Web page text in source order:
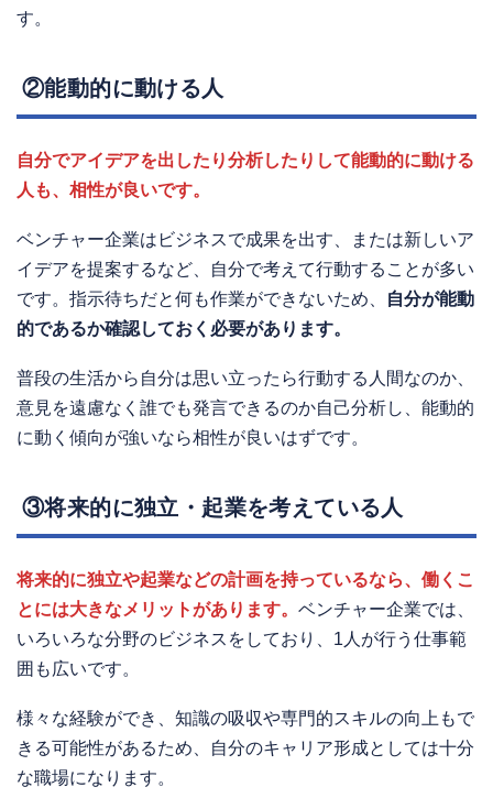
す。
②能動的に動ける人
自分でアイデアを出したり分析したりして能動的に動ける
人も、相性が良いです。
ベンチャー企業はビジネスで成果を出す、または新しいア
イデアを提案するなど、自分で考えて行動することが多い
です。指示待ちだと何も作業ができないため、
自分が能動
的であるか確認しておく必要があります。
普段の生活から自分は思い立ったら行動する人間なのか、
意見を遠慮なく誰でも発言できるのか自己分析し、能動的
に動く傾向が強いなら相性が良いはずです。
③将来的に独立・起業を考えている人
将来的に独立や起業などの計画を持っているなら、働くこ
とには大きなメリットがあります。 ベンチャー企業では、
いろいろな分野のビジネスをしており、1人が行う仕事範
囲も広いです。
様々な経験ができ、知識の吸収や専門的スキルの向上もで
きる可能性があるため、自分のキャリア形成としては十分
な職場になります。